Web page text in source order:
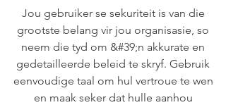
Jou gebruiker se sekuriteit is van die
grootste belang vir jou organisasie, so
neem die tyd om &#39;n akkurate en
gedetailleerde beleid te skryf. Gebruik
eenvoudige taal om hul vertroue te wen
en maak seker dat hulle aanhou